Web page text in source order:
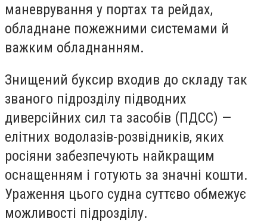
маневрування у портах та рейдах,
обладнане пожежними системами й
важким обладнанням.
Знищений буксир входив до складу так
званого підрозділу підводних
диверсійних сил та засобів (ПДСС) —
елітних водолазів-розвідників, яких
росіяни забезпечують найкращим
оснащенням і готують за значні кошти.
Ураження цього судна суттєво обмежує
можливості підрозділу.